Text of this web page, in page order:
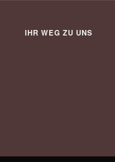
IHR WEG ZU UNS